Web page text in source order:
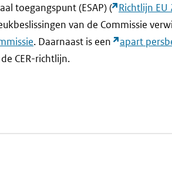
toegangspunt (ESAP) ( Richtlijn
van de Commissie
. Daarnaast is een
apart
CER-richtlijn.